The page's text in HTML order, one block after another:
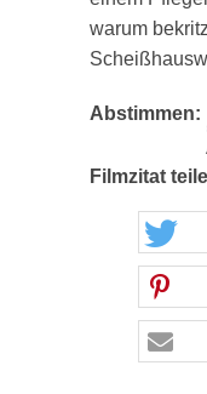
warum
Abstimmen:
Filmzitat